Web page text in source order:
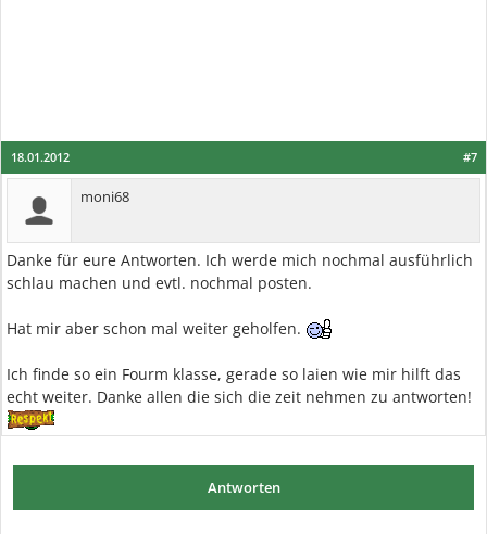
#7
18.01.2012
moni68
Danke für eure Antworten. Ich werde mich nochmal ausführlich
schlau machen und evtl. nochmal posten.
Hat mir aber schon mal weiter geholfen.
Ich finde so ein Fourm klasse, gerade so laien wie mir hilft das
echt weiter. Danke allen die sich die zeit nehmen zu antworten!
Antworten